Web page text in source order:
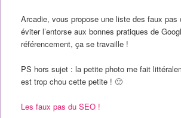
Arcadie, vous propose une liste des faux pas
éviter l’entorse aux bonnes pratiques de
référencement, ça se travaille !
PS hors sujet : la petite photo me fait
est trop chou cette petite ! 🙂
Les faux pas du SEO !